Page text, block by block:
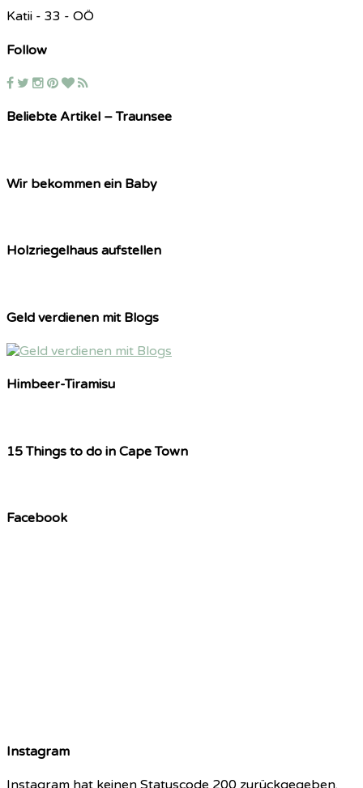
Katii - 33 - OÖ
Follow
Beliebte Artikel – Traunsee
Wir bekommen ein Baby
Holzriegelhaus aufstellen
Geld verdienen mit Blogs
Himbeer-Tiramisu
15 Things to do in Cape Town
Facebook
Instagram